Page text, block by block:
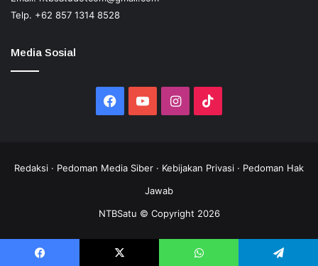
Telp. +62 857 1314 8528
Media Sosial
Facebook
YouTubeInstagram
Redaksi · Pedoman Media Siber · Kebijakan Privasi · Pedoman Hak
Jawab
NTBSatu © Copyright 2026